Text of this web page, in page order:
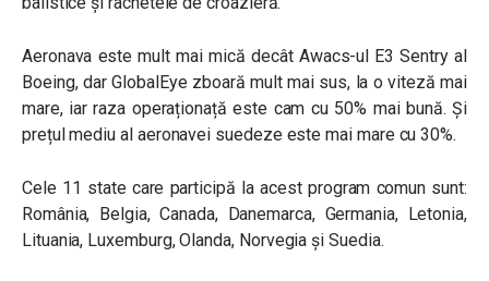
Aeronava este mult mai mică decât Awacs-ul E3 Sentry al
Boeing, dar GlobalEye zboară mult mai sus, la o viteză mai
mare, iar raza operaționață este cam cu 50% mai bună. Și
prețul mediu al aeronavei suedeze este mai mare cu 30%.
Cele 11 state care participă la acest program comun sunt:
România, Belgia, Canada, Danemarca, Germania, Letonia,
Lituania, Luxemburg, Olanda, Norvegia și Suedia.